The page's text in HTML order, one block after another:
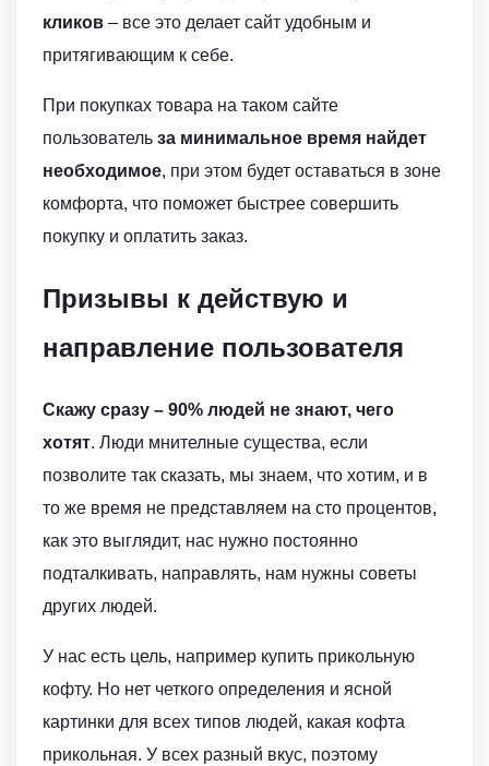
кликов – все это делает сайт удобным и
притягивающим к себе.
При покупках товара на таком сайте
пользователь за минимальное время найдет
необходимое, при этом будет оставаться в зоне
комфорта, что поможет быстрее совершить
покупку и оплатить заказ.
Призывы к действую и
направление пользователя
Скажу сразу – 90% людей не знают, чего
хотят. Люди мнителные существа, если
позволите так сказать, мы знаем, что хотим, и в
то же время не представляем на сто процентов,
как это выглядит, нас нужно постоянно
подталкивать, направлять, нам нужны советы
других людей.
У нас есть цель, например купить прикольную
кофту. Но нет четкого определения и ясной
картинки для всех типов людей, какая кофта
прикольная. У всех разный вкус, поэтому